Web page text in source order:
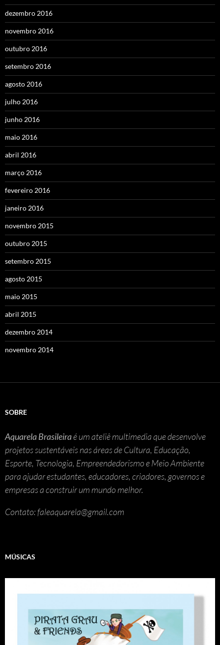
dezembro 2016
novembro 2016
outubro 2016
setembro 2016
agosto 2016
julho 2016
junho 2016
maio 2016
abril 2016
março 2016
fevereiro 2016
janeiro 2016
novembro 2015
outubro 2015
setembro 2015
agosto 2015
maio 2015
abril 2015
dezembro 2014
novembro 2014
SOBRE
Aquarela Brasileiraé um ateliê multimedia que desenvolve
projetos sustentáveis nas áreas de Cultura, Educação,
Esporte, Tecnologia, Empreendedorismo e Meio Ambiente
para ajudar estudantes, educadores, criadores, governos e
empresas a construir um mundo melhor.
Contato: faleaquarela@gmail.com
MÚSICAS